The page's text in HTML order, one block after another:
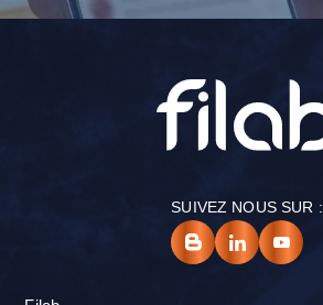
SUIVEZ NOUS SUR :